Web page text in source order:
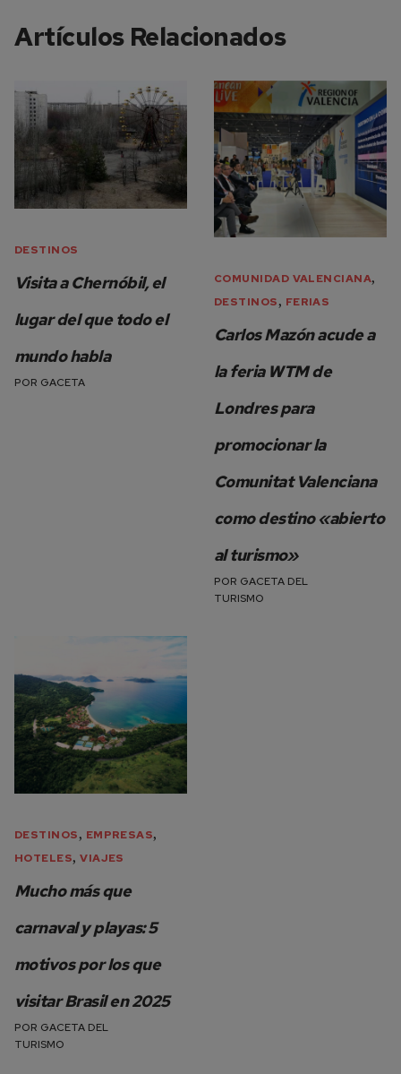
Artículos Relacionados
DESTINOS
Visita a Chernóbil, el
lugar del que todo el
mundo habla
POR GACETA
COMUNIDAD VALENCIANA,
DESTINOS, FERIAS
Carlos Mazón acude a
la feria WTM de
Londres para
promocionar la
Comunitat Valenciana
como destino «abierto
al turismo»
POR GACETA DEL
TURISMO
DESTINOS, EMPRESAS,
HOTELES,VIAJES
Mucho más que
carnaval y playas: 5
motivos por los que
visitar Brasil en 2025
POR GACETA DEL
TURISMO